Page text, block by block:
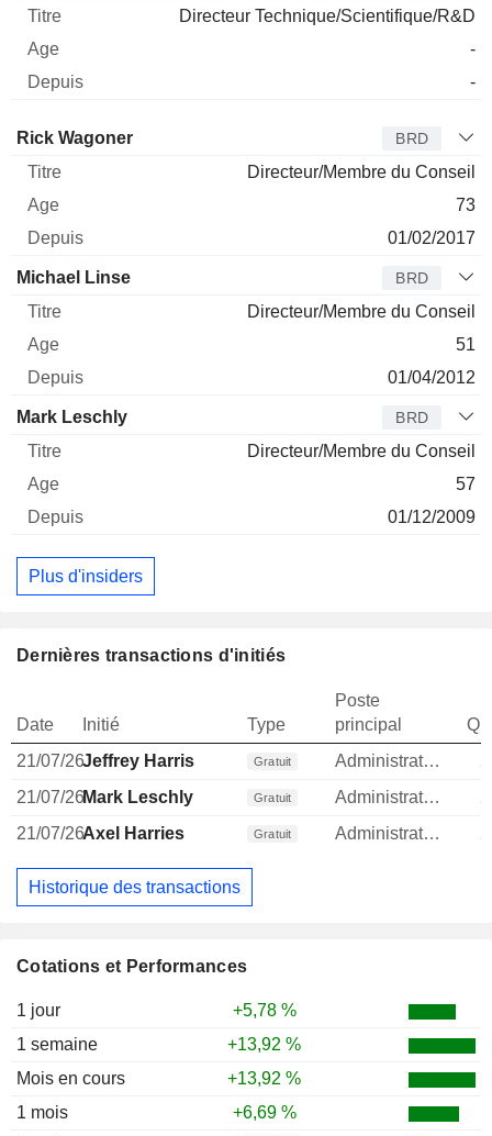
Cotations et Performances
1 jour
+5,78 %
1 semaine
+13,92 %
Mois en cours
+13,92 %
1 mois
+6,69 %
Directeur Technique/Scientifique/R&D
-
-
Administrateur
Rick Wagoner BRD
Directeur/Membre du Conseil
73
01/02/2017
Michael Linse BRD
Directeur/Membre du Conseil
51
01/04/2012
Mark Leschly BRD
Directeur/Membre du Conseil
57
01/12/2009
Plus d'insiders
Dernières transactions d'initiés
Date Initié Type
Poste
principal
21/07/26Jeffrey Harris Gratuit Administrateur
21/07/26Mark Leschly Gratuit Administrateur
21/07/26Axel Harries Gratuit Administrateur
Historique des transactions